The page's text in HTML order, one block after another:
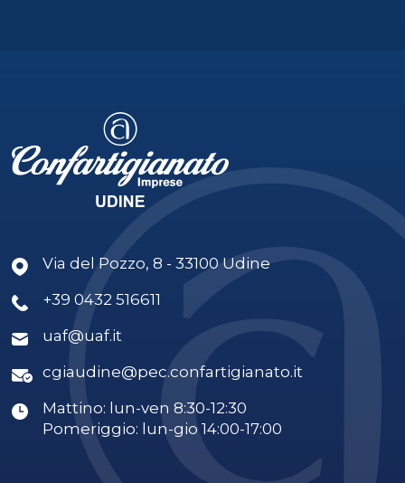
Via del Pozzo, 8 - 33100 Udine
+39 0432 516611
uaf@uaf.it
cgiaudine@pec.confartigianato.it
Mattino: lun-ven 8:30-12:30
Pomeriggio: lun-gio 14:00-17:00